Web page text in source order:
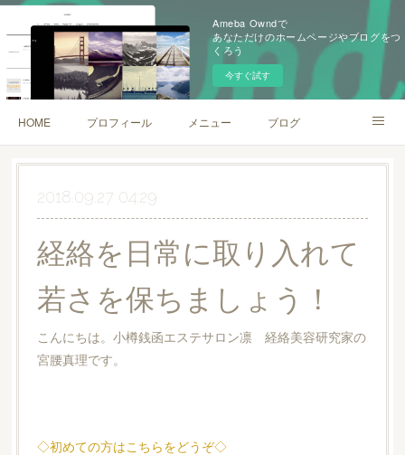
Ameba Owndで
あなただけのホームページやブログをつ
くろう
今すぐ試す
HOME プロフィール メニュー ブログ
口コミ
2018.09.27 04:29
経絡を日常に取り入れて
若さを保ちましょう！
こんにちは。小樽銭函エステサロン凛 経絡美容研究家の
宮腰真理です。
◇初めての方はこちらをどうぞ◇